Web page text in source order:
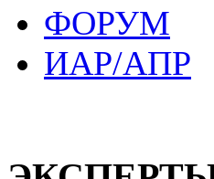
ФОРУМ
ИАР/АПР